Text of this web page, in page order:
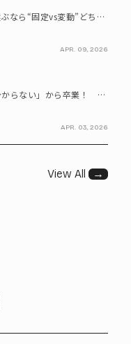
これから住宅ローンを選ぶなら“固定vs変動”どちらが正解? 9割が利用したいと答えた「いま決めなくてもいい」ローンとは!?
APR. 09, 2026
「何が分からないか、分からない」から卒業！ SBIネオトレード証券で学ぶ、はじめての資産形成
APR. 03, 2026
View All →